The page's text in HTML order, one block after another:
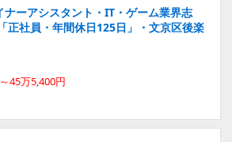
ーアシスタント・IT・ゲーム業界志
正社員・年間休日125日」・文京区後楽
45万5,400円